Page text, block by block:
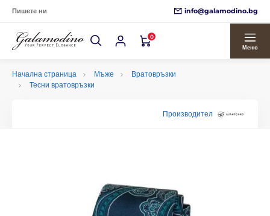
Пишете ни info@galamodino.bg
0
Меню
Начална страница Мъже
Вратовръзки
Тесни вратовръзки
Производител